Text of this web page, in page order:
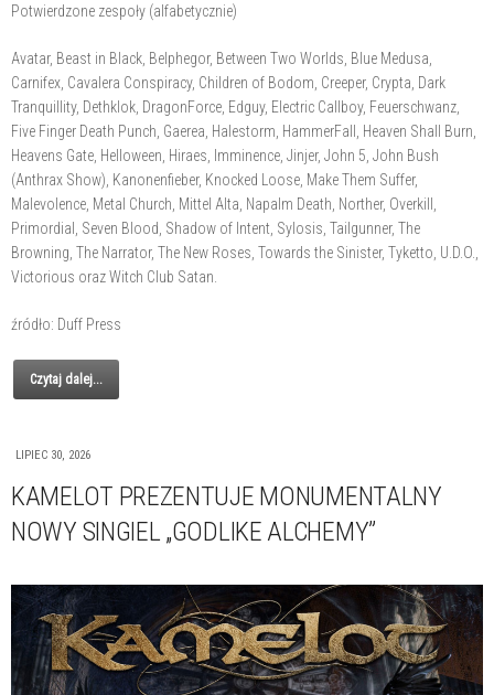
Potwierdzone zespoły (alfabetycznie)
Avatar, Beast in Black, Belphegor, Between Two Worlds, Blue Medusa,
Carnifex, Cavalera Conspiracy, Children of Bodom, Creeper, Crypta, Dark
Tranquillity, Dethklok, DragonForce, Edguy, Electric Callboy, Feuerschwanz,
Five Finger Death Punch, Gaerea, Halestorm, HammerFall, Heaven Shall Burn,
Heavens Gate, Helloween, Hiraes, Imminence, Jinjer, John 5, John Bush
(Anthrax Show), Kanonenfieber, Knocked Loose, Make Them Suffer,
Malevolence, Metal Church, Mittel Alta, Napalm Death, Norther, Overkill,
Primordial, Seven Blood, Shadow of Intent, Sylosis, Tailgunner, The
Browning, The Narrator, The New Roses, Towards the Sinister, Tyketto, U.D.O.,
Victorious oraz Witch Club Satan.
źródło: Duff Press
Czytaj dalej...
LIPIEC 30, 2026
KAMELOT PREZENTUJE MONUMENTALNY
NOWY SINGIEL „GODLIKE ALCHEMY”